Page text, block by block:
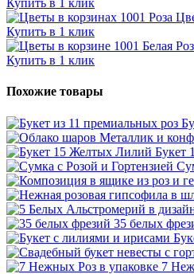
Купить в 1 клик
Купить в 1 клик
Купить в 1 клик
Похожие товары
Букет
35 белых
7